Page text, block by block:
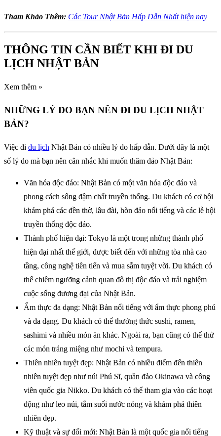
Tham Khảo Thêm: Các Tour Nhật Bản Hấp Dẫn Nhất hiện nay
THÔNG TIN CẦN BIẾT KHI ĐI DU
LỊCH NHẬT BẢN
Xem thêm »
NHỮNG LÝ DO BẠN NÊN ĐI DU LỊCH NHẬT
BẢN?
Việc đi du lịch Nhật Bản có nhiều lý do hấp dẫn. Dưới đây là một
số lý do mà bạn nên cân nhắc khi muốn thăm đảo Nhật Bản:
Văn hóa độc đáo: Nhật Bản có một văn hóa độc đáo và
phong cách sống đậm chất truyền thống. Du khách có cơ hội
khám phá các đền thờ, lâu đài, hòn đảo nổi tiếng và các lễ hội
truyền thống độc đáo.
Thành phố hiện đại: Tokyo là một trong những thành phố
hiện đại nhất thế giới, được biết đến với những tòa nhà cao
tầng, công nghệ tiên tiến và mua sắm tuyệt vời. Du khách có
thể chiêm ngưỡng cảnh quan đô thị độc đáo và trải nghiệm
cuộc sống đương đại của Nhật Bản.
Ẩm thực đa dạng: Nhật Bản nổi tiếng với ẩm thực phong phú
và đa dạng. Du khách có thể thưởng thức sushi, ramen,
sashimi và nhiều món ăn khác. Ngoài ra, bạn cũng có thể thử
các món tráng miệng như mochi và tempura.
Thiên nhiên tuyệt đẹp: Nhật Bản có nhiều điểm đến thiên
nhiên tuyệt đẹp như núi Phú Sĩ, quần đảo Okinawa và công
viên quốc gia Nikko. Du khách có thể tham gia vào các hoạt
động như leo núi, tắm suối nước nóng và khám phá thiên
nhiên đẹp.
Kỹ thuật và sự đổi mới: Nhật Bản là một quốc gia nổi tiếng